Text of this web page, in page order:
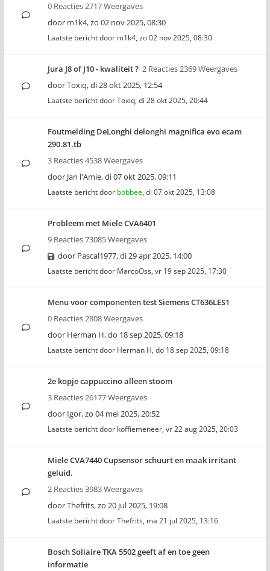
0 Reacties 2717 Weergaves
door m1k4,zo 02 nov 2025, 08:30
Laatste bericht door m1k4, zo 02 nov 2025, 08:30
Jura J8 of J10 - kwaliteit ? 2 Reacties 2369 Weergaves
doorToxiq,di 28 okt 2025, 12:54
Laatste bericht doorToxiq, di 28 okt 2025, 20:44
Foutmelding DeLonghi delonghi magnifica evo ecam
290.81.tb
3 Reacties 4538 Weergaves
door Jan l'Amie,di 07 okt 2025, 09:11
Laatste bericht door bobbee, di 07 okt 2025, 13:08
Probleem met Miele CVA6401
9 Reacties 73085 Weergaves
door Pascal1977,di 29 apr 2025, 14:00
Laatste bericht door MarcoOss, vr 19 sep 2025, 17:30
Menu voor componenten test Siemens CT636LES1
0 Reacties 2808 Weergaves
door Herman H,do 18 sep 2025, 09:18
Laatste bericht door Herman H, do 18 sep 2025, 09:18
2e kopje cappuccino alleen stoom
3 Reacties 26177 Weergaves
door Igor,zo 04 mei 2025, 20:52
Laatste bericht door koffiemeneer, vr 22 aug 2025, 20:03
Miele CVA7440 Cupsensor schuurt en maak irritant
geluid.
2 Reacties 3983 Weergaves
doorThefrits,zo 20 jul 2025, 19:08
Laatste bericht doorThefrits, ma 21 jul 2025, 13:16
Bosch Soliaire TKA 5502 geeft af en toe geen
informatie